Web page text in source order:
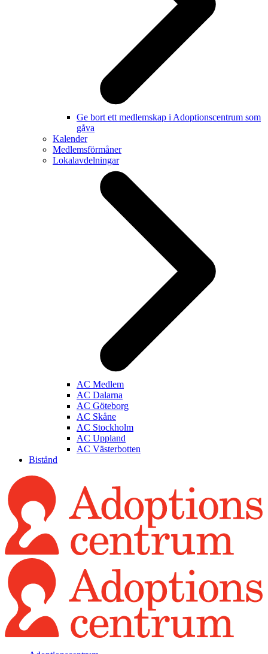
Ge bort ett medlemskap i Adoptionscentrum som
gåva
Kalender
Medlemsförmåner
Lokalavdelningar
AC Medlem
AC Dalarna
AC Göteborg
AC Skåne
AC Stockholm
AC Uppland
AC Västerbotten
Bistånd